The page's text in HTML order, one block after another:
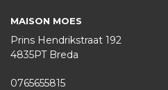
MAISON MOES
Prins Hendrikstraat 192
4835PT Breda
0765655815